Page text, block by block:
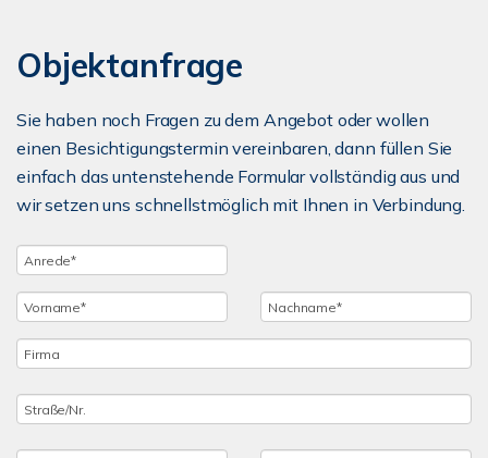
Objektanfrage
Sie haben noch Fragen zu dem Angebot oder wollen
einen Besichtigungstermin vereinbaren, dann füllen Sie
einfach das untenstehende Formular vollständig aus und
wir setzen uns schnellstmöglich mit Ihnen in Verbindung.